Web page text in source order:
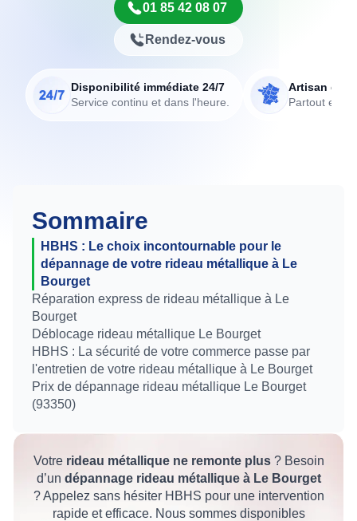
01 85 42 08 07
Rendez-vous
Disponibilité immédiate 24/7
Service continu et dans l'heure.
Artisan de
Partout en
Sommaire
HBHS : Le choix incontournable pour le
dépannage de votre rideau métallique à Le
Bourget
Réparation express de rideau métallique à Le
Bourget
Déblocage rideau métallique Le Bourget
HBHS : La sécurité de votre commerce passe par
l'entretien de votre rideau métallique à Le Bourget
Prix de dépannage rideau métallique Le Bourget
(93350)
Votre rideau métallique ne remonte plus? Besoin
d’un dépannage rideau métallique à Le Bourget
? Appelez sans hésiter HBHS pour une intervention
rapide et efficace. Nous sommes disponibles